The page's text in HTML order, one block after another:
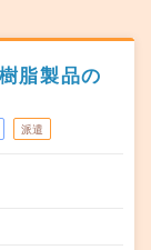
脂製品の
派遣